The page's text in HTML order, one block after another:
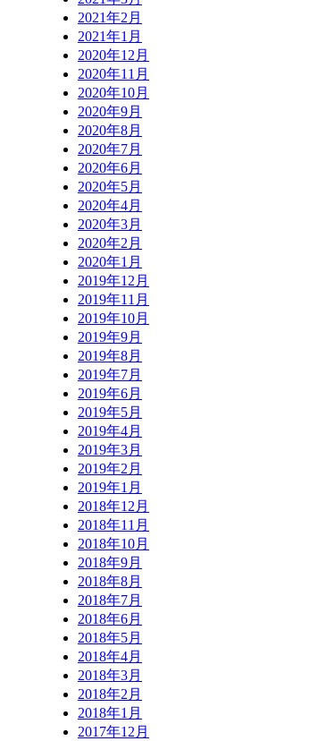
2021年2月
2021年1月
2020年12月
2020年11月
2020年10月
2020年9月
2020年8月
2020年7月
2020年6月
2020年5月
2020年4月
2020年3月
2020年2月
2020年1月
2019年12月
2019年11月
2019年10月
2019年9月
2019年8月
2019年7月
2019年6月
2019年5月
2019年4月
2019年3月
2019年2月
2019年1月
2018年12月
2018年11月
2018年10月
2018年9月
2018年8月
2018年7月
2018年6月
2018年5月
2018年4月
2018年3月
2018年2月
2018年1月
2017年12月